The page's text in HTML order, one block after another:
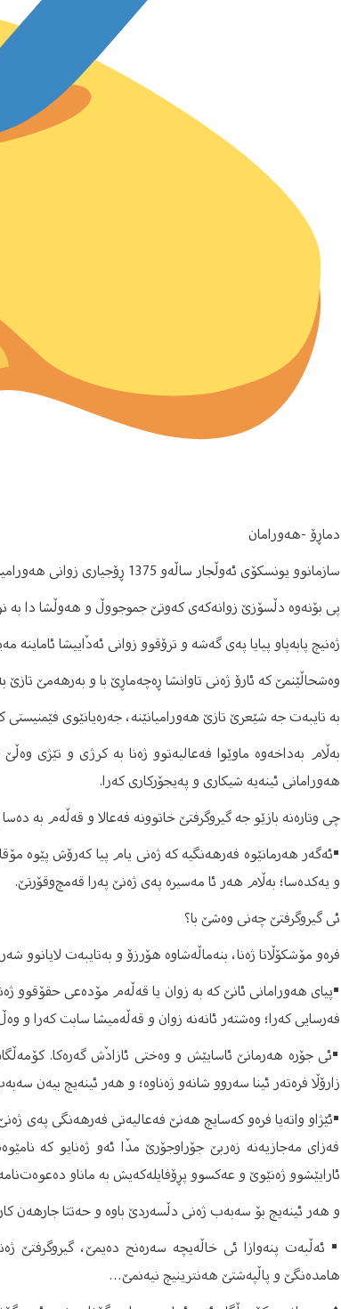
دماڕۆ -هەورامان
سازمانوو یونسکۆی ئەوڵجار ساڵەو 1375 ڕۆجیاری زوانی هەورامیش یۆ چا زوانا نیارە کە ئینا خەتەروو فەوتیاینە.
پی بۆنەوە دڵسۆزێ زوانەکەی کەوتێ جموجووڵ و هەوڵشا دا بە
ژەنیچ پابەپاو پیایا پەی گەشە و ترۆقوو زوانی ئەدٚاییشا
وەشحاڵێنمێ کە ئارۆ ژەنی تاوانشا ڕەچەماڕێ با و بەرهەمێ
بە تایبەت جە شێعرێ تازێ هەورامیانێنە، جەرەیانێوی
بەڵام بەداخەوە ماوێوا فەعالیەتوو ژەنا بە کرژی و تێژی
هەورامانی ئینەیە شیکاری و پەیجۆرکاری کەرا.
چی وتارەنە بازێو جە گیروگرفتێ خاتوونە فەعالا و قەڵەم بە
▪ئەگەر هەرمانێوە فەرهەنگیە کە ژەنی یام پیا کەرۆش پێوە
و یەکدەسا؛ بەڵام هەر ئا مەسیرە پەی ژەنێ پەرا قەمچ‌وقۆرتێ.
ئی گیروگرفتێ چەنی وەشێ با؟
فرەو مۆشکۆڵاتا ژەنا، بنەماڵەشاوە هۆرزۆ و بەتایبەت لایانوو
▪پیای هەورامانی ئانێ کە بە زوان یا قەڵەم مۆدەعی حقۆقوو
فەرسایی کەرا؛ وەشتەر ئانەنە زوان و قەڵەمیشا سابت کەرا و
▪ئی جۆرە هەرمانێ ئاسایێش و وەختی ئازادٚش گەرەکا.
زارۆڵا فرەتەر ئینا سەروو شانەو ژەناوە؛ و هەر ئینەیچ بیەن
▪ئێژاو واتەیا فرەو کەسایچ هەنێ فەعالیەتی فەرهەنگی پەی
فەزای مەجازیەنە زەربێ جۆراوجۆرێ مدٚا ئەو ژەنایو کە
ئارایێشوو ژەنێوێ و عەکسوو پڕۆفایلەکەیش بە ماناو
و هەر ئینەیچ بۆ سەبەب ژەنی دڵسەردێ باوە و حەتتا جارهەن
▪ ئەڵبەت پنەوازا ئی خاڵەیچە سەرەنج دەیمێ، گیروگرفتێ
هامدەنگێ و پاڵپەشتێ هەنترینیچ نیەنمێ…